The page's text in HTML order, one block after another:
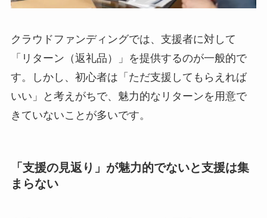
クラウドファンディングでは、支援者に対して
「リターン（返礼品）」を提供するのが一般的で
す。しかし、初心者は「ただ支援してもらえれば
いい」と考えがちで、魅力的なリターンを用意で
きていないことが多いです。
「支援の見返り」が魅力的でないと支援は集
まらない